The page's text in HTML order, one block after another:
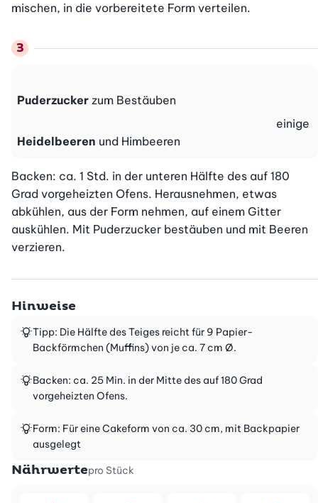
mischen, in die vorbereitete Form verteilen.
Puderzucker zum Bestäuben
Heidelbeeren und Himbeeren
einige
Backen: ca. 1 Std. in der unteren Hälfte des auf 180
Grad vorgeheizten Ofens. Herausnehmen, etwas
abkühlen, aus der Form nehmen, auf einem Gitter
auskühlen. Mit Puderzucker bestäuben und mit Beeren
verzieren.
Hinweise
Tipp: Die Hälfte des Teiges reicht für 9 Papier-
Backförmchen (Muffins) von je ca. 7 cm Ø.
Backen: ca. 25 Min. in der Mitte des auf 180 Grad
vorgeheizten Ofens.
Form: Für eine Cakeform von ca. 30 cm, mit Backpapier
ausgelegt
Nährwertepro Stück